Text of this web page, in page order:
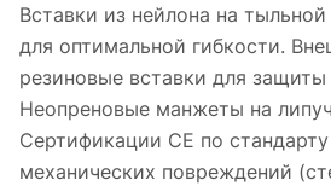
Вставки из нейлона на
для оптимальной гибкости.
резиновые вставки для защиты
Неопреновые манжеты на
Сертификации CE по
механических повреждений